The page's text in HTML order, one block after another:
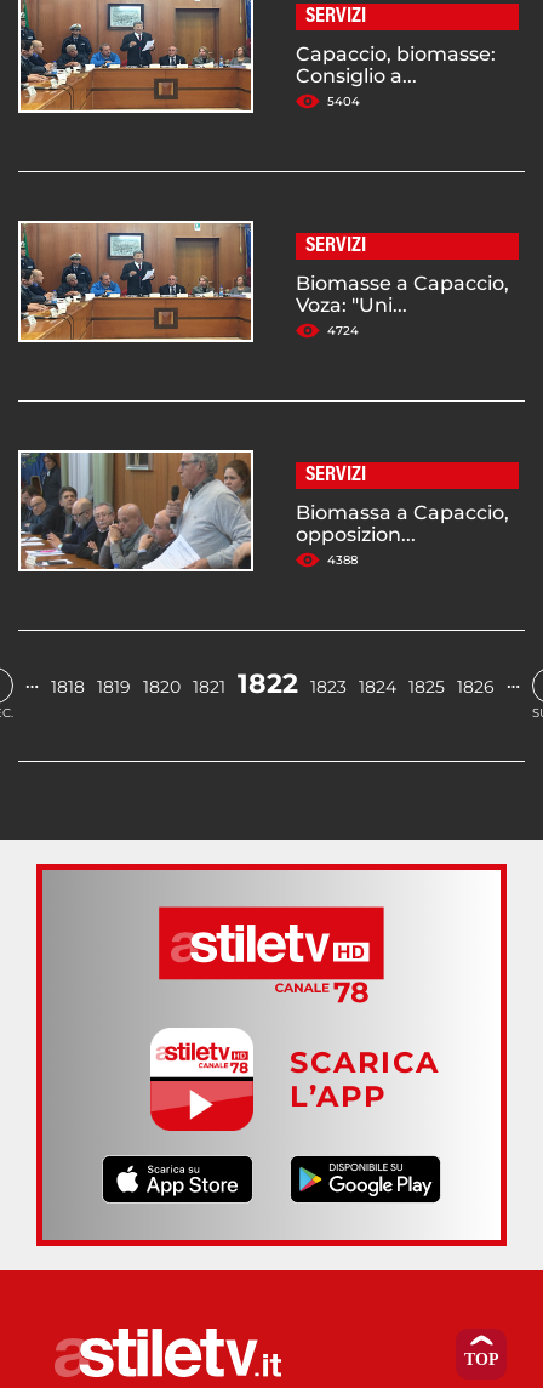
SERVIZI
Capaccio, biomasse:
Consiglio a...
5404
SERVIZI
Biomasse a Capaccio,
Voza: "Uni...
4724
SERVIZI
Biomassa a Capaccio,
opposizion...
4388
… 1818 1819 1820 1821 1822 1823 1824 1825 1826 …
SCARICA
L’APP